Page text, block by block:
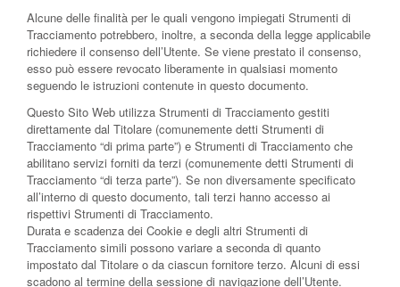
Alcune delle finalità per le quali vengono impiegati Strumenti di
Tracciamento potrebbero, inoltre, a seconda della legge applicabile
richiedere il consenso dell’Utente. Se viene prestato il consenso,
esso può essere revocato liberamente in qualsiasi momento
seguendo le istruzioni contenute in questo documento.
Questo Sito Web utilizza Strumenti di Tracciamento gestiti
direttamente dal Titolare (comunemente detti Strumenti di
Tracciamento “di prima parte”) e Strumenti di Tracciamento che
abilitano servizi forniti da terzi (comunemente detti Strumenti di
Tracciamento “di terza parte”). Se non diversamente specificato
all’interno di questo documento, tali terzi hanno accesso ai
rispettivi Strumenti di Tracciamento.
Durata e scadenza dei Cookie e degli altri Strumenti di
Tracciamento simili possono variare a seconda di quanto
impostato dal Titolare o da ciascun fornitore terzo. Alcuni di essi
scadono al termine della sessione di navigazione dell’Utente.